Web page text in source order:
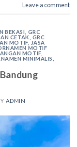
Leave a comment
BEKASI
GRC
CETAK
GRC
MOTIF, JASA
MOTIF
MOTIF,
MINIMALIS
ADMIN